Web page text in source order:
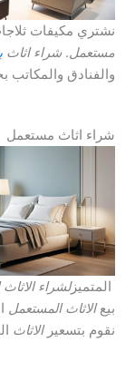
نشتري مكيفات
مستعمل. شراء اثاث
والفنادق والمكاتب
شراء اثاث مستعمل
المتميزلشراء
بيعالاثاث المستعمل
نقوم بتسعيرالاثاث